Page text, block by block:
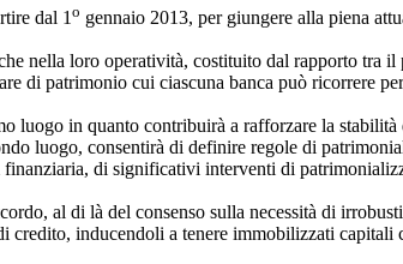
dal 1 o gennaio 2013, per giungere alla piena
nella loro operatività, costituito dal rapporto
di patrimonio cui ciascuna banca può ricorrere
luogo in quanto contribuirà a rafforzare la
luogo, consentirà di definire regole di
finanziaria, di significativi interventi di
al di là del consenso sulla necessità di
inducendoli a tenere immobilizzati